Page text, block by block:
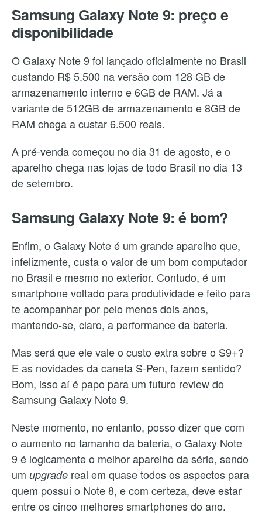
Samsung Galaxy Note 9: preço e
disponibilidade
O Galaxy Note 9 foi lançado oficialmente no Brasil
custando R$ 5.500 na versão com 128 GB de
armazenamento interno e 6GB de RAM. Já a
variante de 512GB de armazenamento e 8GB de
RAM chega a custar 6.500 reais.
A pré-venda começou no dia 31 de agosto, e o
aparelho chega nas lojas de todo Brasil no dia 13
de setembro.
Samsung Galaxy Note 9: é bom?
Enfim, o Galaxy Note é um grande aparelho que,
infelizmente, custa o valor de um bom computador
no Brasil e mesmo no exterior. Contudo, é um
smartphone voltado para produtividade e feito para
te acompanhar por pelo menos dois anos,
mantendo-se, claro, a performance da bateria.
Mas será que ele vale o custo extra sobre o S9+?
E as novidades da caneta S-Pen, fazem sentido?
Bom, isso aí é papo para um futuro review do
Samsung Galaxy Note 9.
Neste momento, no entanto, posso dizer que com
o aumento no tamanho da bateria, o Galaxy Note
9 é logicamente o melhor aparelho da série, sendo
um upgrade real em quase todos os aspectos para
quem possui o Note 8, e com certeza, deve estar
entre os cinco melhores smartphones do ano.